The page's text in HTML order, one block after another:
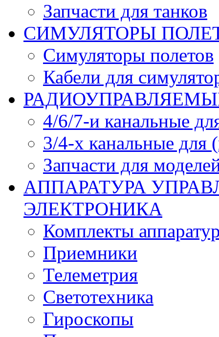
Запчасти для танков
СИМУЛЯТОРЫ
Симуляторы полетов
Кабели для
4/6/7-и канальные
3/4-х канальные
Запчасти для
АППАРАТУРА
ЭЛЕКТРОНИКА
Комплекты
Приемники
Телеметрия
Светотехника
Гироскопы